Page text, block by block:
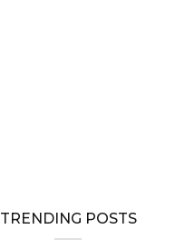
TRENDING POSTS